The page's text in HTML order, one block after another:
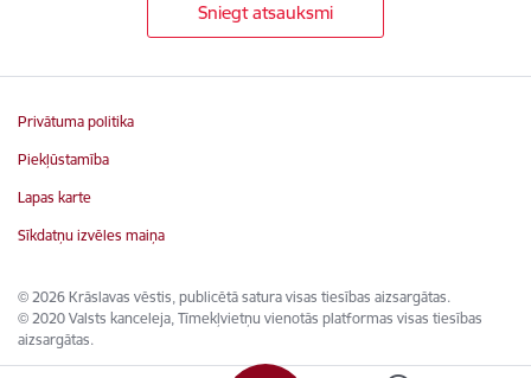
Sniegt atsauksmi
© 2026 Krāslavas vēstis, publicētā satura visas tiesības aizsargātas.
© 2020 Valsts kanceleja, Tīmekļvietņu vienotās platformas visas tiesības
aizsargātas.
Privātuma politika
Piekļūstamība
Lapas karte
Sīkdatņu izvēles maiņa